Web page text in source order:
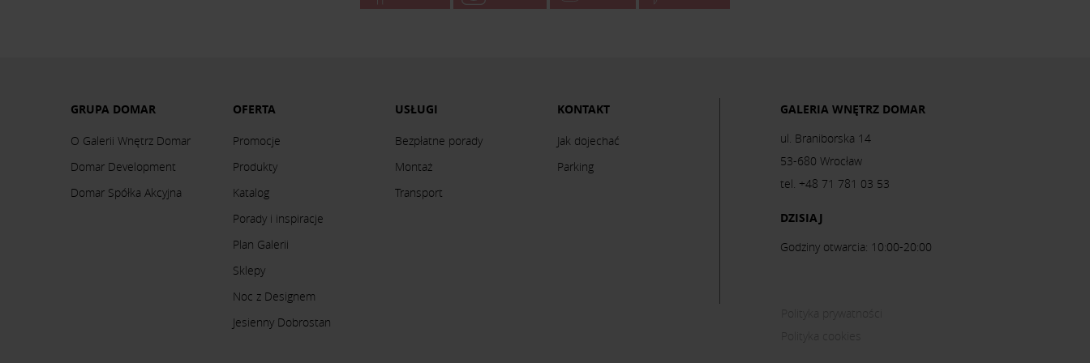
GRUPA DOMAR
O Galerii Wnętrz Domar
Domar Development
Domar Spółka Akcyjna
OFERTA
Promocje
Produkty
Katalog
Porady i inspiracje
Plan Galerii
Sklepy
Noc z Designem
Jesienny Dobrostan
USŁUGI
Bezpłatne porady
Montaż
Transport
KONTAKT
Jak dojechać
Parking
GALERIA WNĘTRZ DOMAR
ul. Braniborska 14
53-680 Wrocław
tel. +48 71 781 03 53
DZISIAJ
Godziny otwarcia: 10:00-20:00